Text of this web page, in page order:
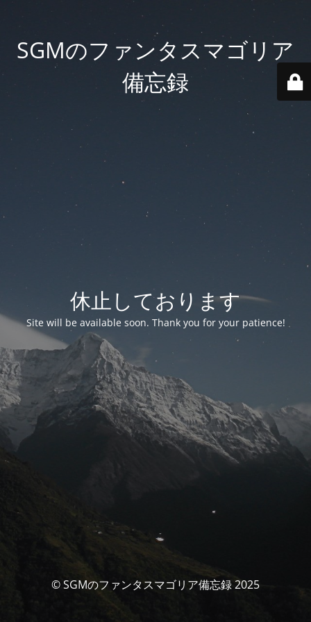
SGMのファンタスマゴリア
備忘録
休止しております
Site will be available soon. Thank you for your patience!
© SGMのファンタスマゴリア備忘録 2025